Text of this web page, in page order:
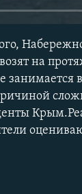
на
занимается